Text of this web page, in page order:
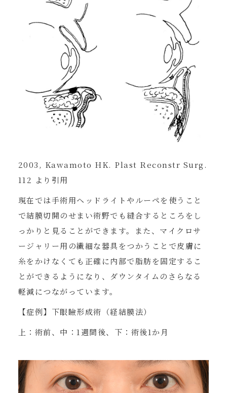
2003, Kawamoto HK. Plast Reconstr Surg.
112 より引用
現在では手術用ヘッドライトやルーペを使うこと
で結膜切開のせまい術野でも縫合するところをし
っかりと見ることができます。また、マイクロサ
ージャリー用の繊細な器具をつかうことで皮膚に
糸をかけなくても正確に内部で脂肪を固定するこ
とができるようになり、ダウンタイムのさらなる
軽減につながっています。
【症例】下眼瞼形成術（経結膜法）
上：術前、中：1週間後、下：術後1か月